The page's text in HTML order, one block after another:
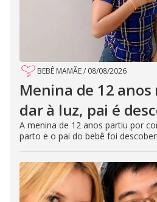
BEBÊ MAMÃE/ 08/08/2026
Menina de 12
dar à luz, pai é
A menina de 12 anos partiu por
parto e o pai do bebê foi